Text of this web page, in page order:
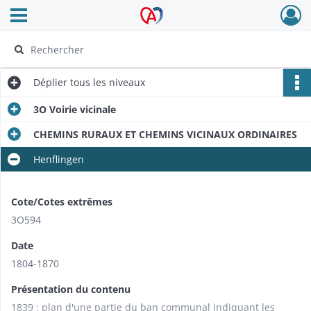
Archives Alsace - Colmar
Ouvrir le menu déroulant
Déplier tous les niveaux
3O Voirie vicinale
CHEMINS RURAUX ET CHEMINS VICINAUX ORDINAIRES
Henflingen
Cote/Cotes extrêmes
3O594
Date
1804-1870
Présentation du contenu
1839 : plan d'une partie du ban communal indiquant les